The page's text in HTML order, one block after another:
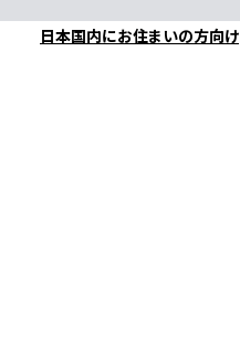
日本国内にお住まいの方向け